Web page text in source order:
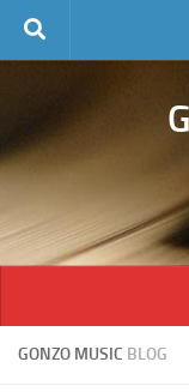
Skip to content
GONZO MUSIC BLOG